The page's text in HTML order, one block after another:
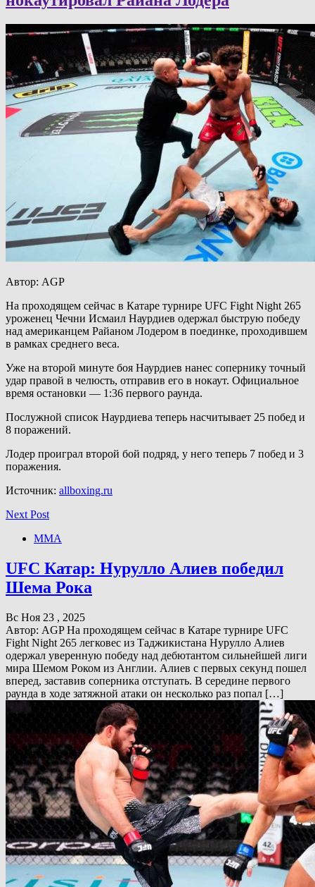
Автор: AGP
На проходящем сейчас в Катаре турнире UFC Fight Night 265
уроженец Чечни Исмаил Наурдиев одержал быструю победу
над американцем Райаном Лодером в поединке, проходившем
в рамках среднего веса.
Уже на второй минуте боя Наурдиев нанес сопернику точный
удар правой в челюсть, отправив его в нокаут. Официальное
время остановки — 1:36 первого раунда.
Послужной список Наурдиева теперь насчитывает 25 побед и
8 поражений.
Лодер проиграл второй бой подряд, у него теперь 7 побед и 3
поражения.
Источник: allboxing.ru
Next Post
ММА
UFC Катар: Нурулло Алиев победил
Шема Рока
Вс Ноя 23 , 2025
Автор: AGP На проходящем сейчас в Катаре турнире UFC
Fight Night 265 легковес из Таджикистана Нурулло Алиев
одержал уверенную победу над дебютантом сильнейшей лиги
мира Шемом Роком из Англии. Алиев с первых секунд пошел
вперед, заставив соперника отступать. В середине первого
раунда в ходе затяжной атаки он несколько раз попал […]